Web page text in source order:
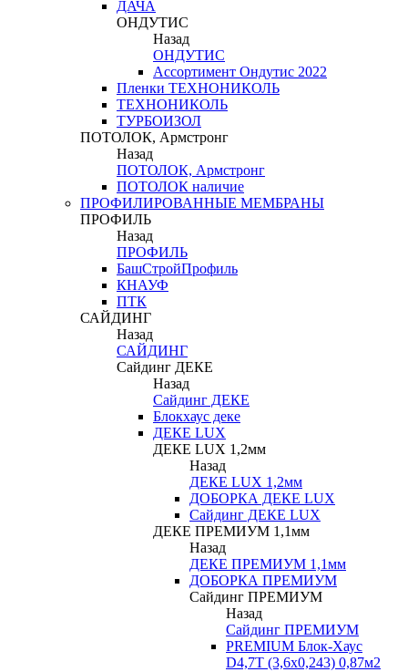
ДАЧА
ОНДУТИС
Назад
ОНДУТИС
Ассортимент Ондутис 2022
Пленки ТЕХНОНИКОЛЬ
ТЕХНОНИКОЛЬ
ТУРБОИЗОЛ
ПОТОЛОК, Армстронг
Назад
ПОТОЛОК, Армстронг
ПОТОЛОК наличие
ПРОФИЛИРОВАННЫЕ МЕМБРАНЫ
ПРОФИЛЬ
Назад
ПРОФИЛЬ
БашСтройПрофиль
КНАУФ
ПТК
САЙДИНГ
Назад
САЙДИНГ
Сайдинг ДЕКЕ
Назад
Сайдинг ДЕКЕ
Блокхаус деке
ДЕКЕ LUX
ДЕКЕ LUX 1,2мм
Назад
ДЕКЕ LUX 1,2мм
ДОБОРКА ДЕКЕ LUX
Сайдинг ДЕКЕ LUX
ДЕКЕ ПРЕМИУМ 1,1мм
Назад
ДЕКЕ ПРЕМИУМ 1,1мм
ДОБОРКА ПРЕМИУМ
Сайдинг ПРЕМИУМ
Назад
Сайдинг ПРЕМИУМ
PREMIUM Блок-Хаус
D4,7T (3,6х0,243) 0,87м2